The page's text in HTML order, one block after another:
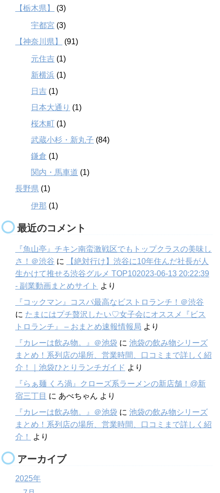
【栃木県】
(3)
宇都宮 (3)
【神奈川県】
(91)
元住吉 (1)
新横浜 (1)
日吉 (1)
日本大通り (1)
桜木町 (1)
武蔵小杉・新丸子 (84)
鎌倉 (1)
関内・馬車道 (1)
長野県 (1)
伊那 (1)
最近のコメント
『魚山亭』チキン南蛮激戦区でもトップクラスの美味し
さ！＠渋谷 に
【絶対行け】渋谷に10年住んだ社長が人
生かけて推せる渋谷グルメ TOP102023-06-13 20:22:39
- 副業動画まとめサイト より
『コックマン』コスパ最高なビストロランチ！＠渋谷
に たまにはプチ贅沢したい♡女子会にオススメ『ビス
トロランチ』 – おまとめ速報情報局 より
『カレーは飲み物。』＠池袋 に 池袋の飲み物シリーズ
まとめ！系列店の場所、営業時間、口コミまで詳しく紹
介！｜池袋ひとりランチガイド より
『らぁ麺 くろ渦』クローズ系ラーメンの新店舗！@新
宿三丁目 に あべちゃん より
『カレーは飲み物。』＠池袋 に 池袋の飲み物シリーズ
まとめ！系列店の場所、営業時間、口コミまで詳しく紹
介！
より
アーカイブ
2025年